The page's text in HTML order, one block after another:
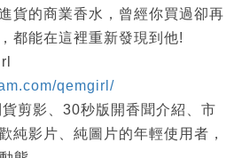
貨的商業香水，曾經你買過卻再
都能在這裡重新發現到他!
qemgirl/
剪影、30秒版開香聞介紹、市
純影片、純圖片的年輕使用者，